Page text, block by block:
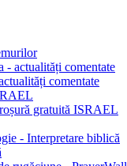
- actualități comentate
comentate
gratuită ISRAEL
- Interpretare biblică